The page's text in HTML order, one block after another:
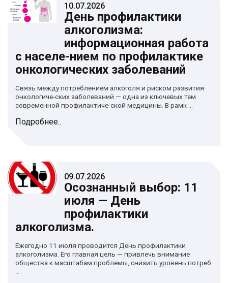
10.07.2026
День профилактики
алкоголизма:
информационная работа
с населе-нием по профилактике
онкологических заболеваний
Связь между потреблением алкоголя и риском развития
онкологиче-ских заболеваний — одна из ключевых тем
современной профилактиче-ской медицины. В рамк ...
Подробнее..
09.07.2026
Осознанный выбор: 11
июля — День
профилактики
алкоголизма.
Ежегодно 11 июля проводится День профилактики
алкоголизма. Его главная цель — привлечь внимание
общества к масштабам проблемы, снизить уровень потреб